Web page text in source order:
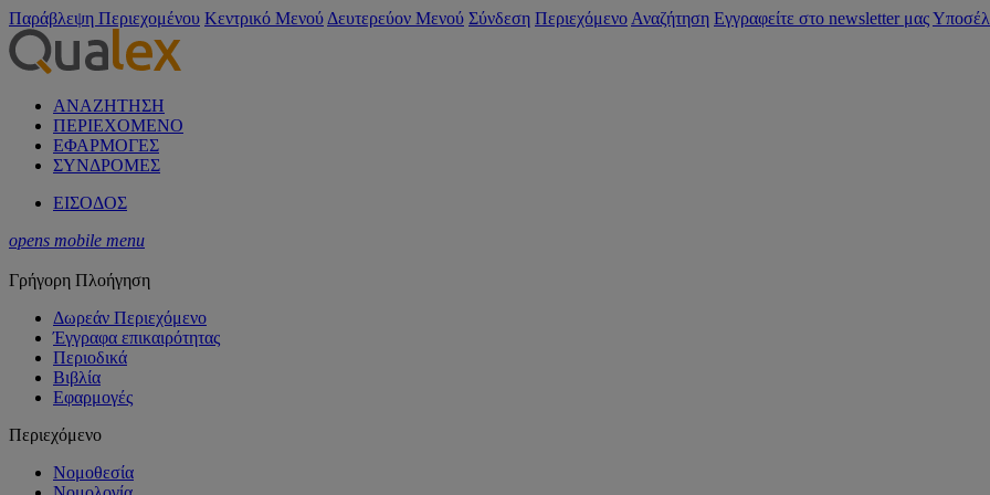
Παράβλεψη Περιεχομένου Κεντρικό Μενού Δευτερεύον Μενού Σύνδεση Περιεχόμενο Αναζήτηση Εγγραφείτε στο newsletter μας
ΑΝΑΖΗΤΗΣΗ
ΠΕΡΙΕΧΟΜΕΝΟ
ΕΦΑΡΜΟΓΕΣ
ΣΥΝΔΡΟΜΕΣ
ΕΙΣΟΔΟΣ
opens mobile menu
Γρήγορη Πλοήγηση
Δωρεάν Περιεχόμενο
Έγγραφα επικαιρότητας
Περιοδικά
Βιβλία
Εφαρμογές
Περιεχόμενο
Νομοθεσία